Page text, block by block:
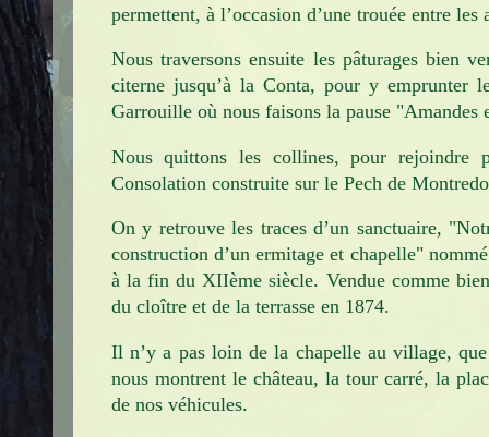
permettent, à l’occasion d’une trouée entre
Nous traversons ensuite les pâturages bien
citerne jusqu’à la Conta, pour y
Garrouille où nous faisons la pause "Amandes
Nous quittons les collines, pour rejoindre
Consolation construite sur le Pech de
On y retrouve les traces d’un sanctuaire,
construction d’un ermitage et chapelle"
à la fin du XIIème siècle. Vendue comme
du cloître et de la terrasse en 1874.
Il n’y a pas loin de la chapelle au village,
nous montrent le château, la tour carré, la
de nos véhicules.